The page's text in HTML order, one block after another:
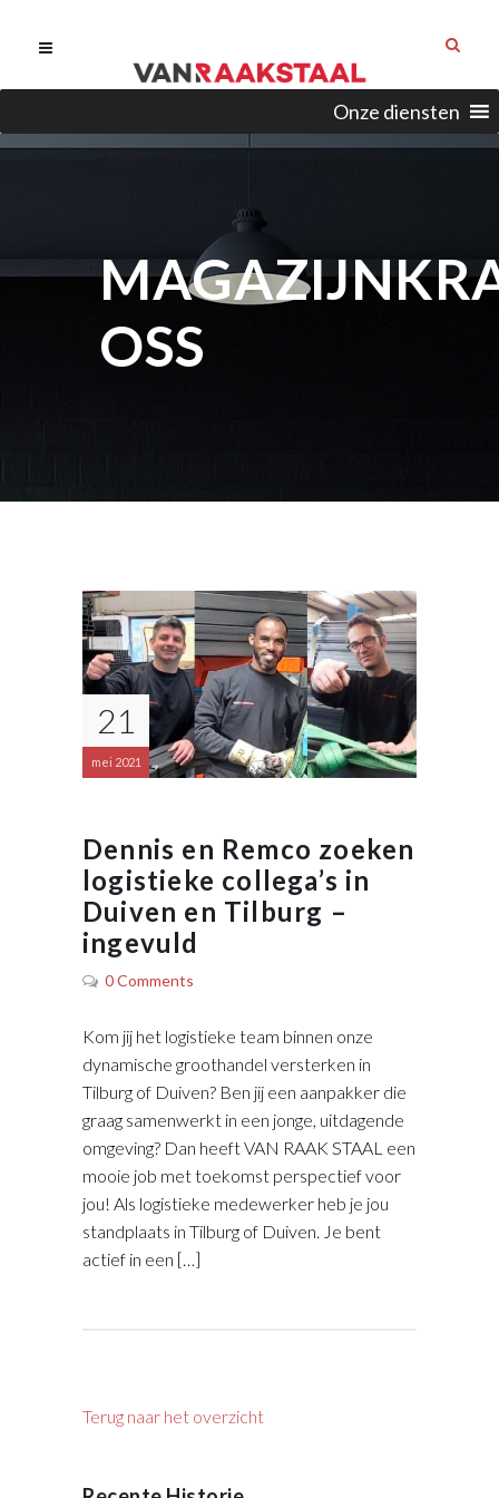
Onze diensten
OSS
21
mei 2021
Dennis en Remco zoeken
logistieke collega’s in
Duiven en Tilburg –
ingevuld
0 Comments
Kom jij het logistieke team binnen onze
dynamische groothandel versterken in
Tilburg of Duiven? Ben jij een aanpakker die
graag samenwerkt in een jonge, uitdagende
omgeving? Dan heeft VAN RAAK STAAL een
mooie job met toekomst perspectief voor
jou! Als logistieke medewerker heb je jou
standplaats in Tilburg of Duiven. Je bent
actief in een […]
Terug naar het overzicht